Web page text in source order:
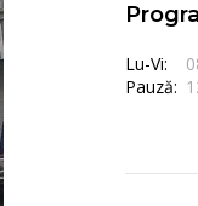
Lu-Vi:
Pauză: